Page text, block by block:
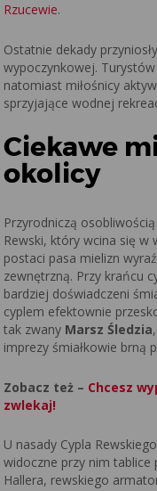
Rzucewie.
Ostatnie dekady
wypoczynkowej.
natomiast miłośnicy
sprzyjające wodnej
Ciekawe
okolicy
Przyrodniczą
Rewski, który wcina się w
postaci pasa mielizn
zewnętrzną. Przy krańcu
bardziej doświadczeni
cyplem efektownie
tak zwany Marsz Śledzia
imprezy śmiałkowie brną
Zobacz też – Chcesz
zwlekaj!
U nasady Cypla
widoczne przy nim tablice
Hallera, rewskiego